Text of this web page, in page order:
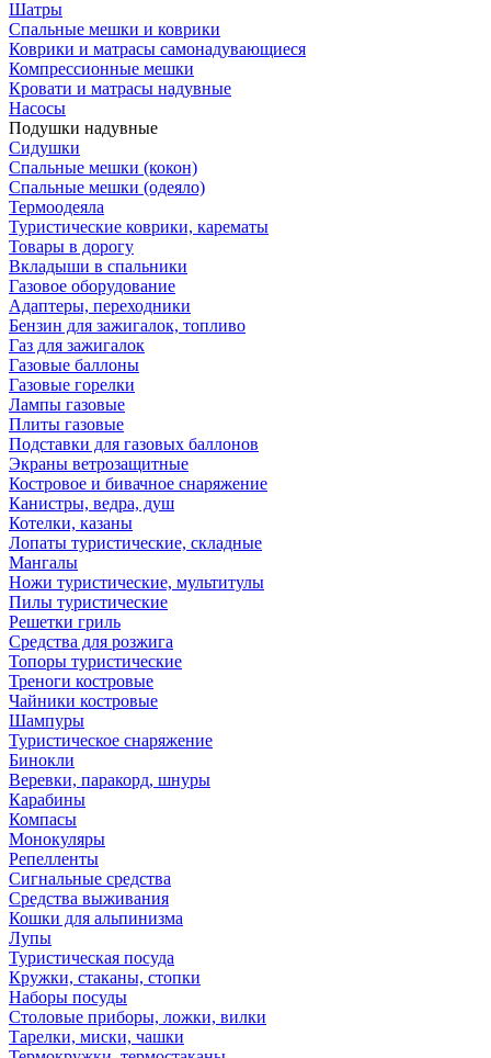
Шатры
Спальные мешки и коврики
Коврики и матрасы самонадувающиеся
Компрессионные мешки
Кровати и матрасы надувные
Насосы
Подушки надувные
Сидушки
Спальные мешки (кокон)
Спальные мешки (одеяло)
Термоодеяла
Туристические коврики, карематы
Товары в дорогу
Вкладыши в спальники
Газовое оборудование
Адаптеры, переходники
Бензин для зажигалок, топливо
Газ для зажигалок
Газовые баллоны
Газовые горелки
Лампы газовые
Плиты газовые
Подставки для газовых баллонов
Экраны ветрозащитные
Костровое и бивачное снаряжение
Канистры, ведра, душ
Котелки, казаны
Лопаты туристические, складные
Мангалы
Ножи туристические, мультитулы
Пилы туристические
Решетки гриль
Средства для розжига
Топоры туристические
Треноги костровые
Чайники костровые
Шампуры
Туристическое снаряжение
Бинокли
Веревки, паракорд, шнуры
Карабины
Компасы
Монокуляры
Репелленты
Сигнальные средства
Средства выживания
Кошки для альпинизма
Лупы
Туристическая посуда
Кружки, стаканы, стопки
Наборы посуды
Столовые приборы, ложки, вилки
Тарелки, миски, чашки